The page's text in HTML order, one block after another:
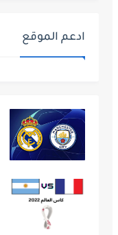
ادعم الموقع